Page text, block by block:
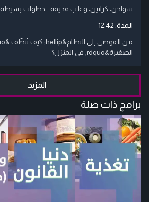
شواحن، كراتين، وعلب قديمة… خطوات بسيطة
المدة: 12:42
الصغيرة&rdquo; في المنزل؟
المزيد
برامج ذات صلة